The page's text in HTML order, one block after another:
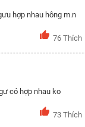
hợp nhau hông m.n
76 Thích
có hợp nhau ko
73 Thích